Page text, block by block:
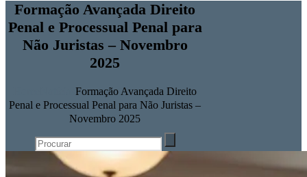
Formação Avançada Direito
Penal e Processual Penal para
Não Juristas – Novembro
2025
Formação Avançada Direito
Penal e Processual Penal para Não Juristas –
Novembro 2025